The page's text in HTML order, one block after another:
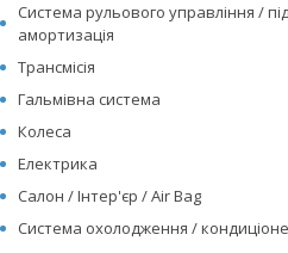
Система рульового управління /
амортизація
Трансмісія
Гальмівна система
Колеса
Електрика
Салон / Інтер'єр / Air Bag
Система охолодження /